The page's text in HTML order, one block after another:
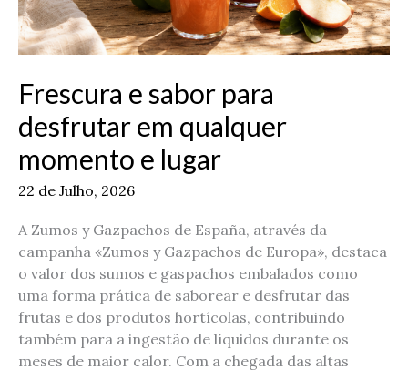
Frescura e sabor para
desfrutar em qualquer
momento e lugar
22 de Julho, 2026
A Zumos y Gazpachos de España, através da
campanha «Zumos y Gazpachos de Europa», destaca
o valor dos sumos e gaspachos embalados como
uma forma prática de saborear e desfrutar das
frutas e dos produtos hortícolas, contribuindo
também para a ingestão de líquidos durante os
meses de maior calor. Com a chegada das altas